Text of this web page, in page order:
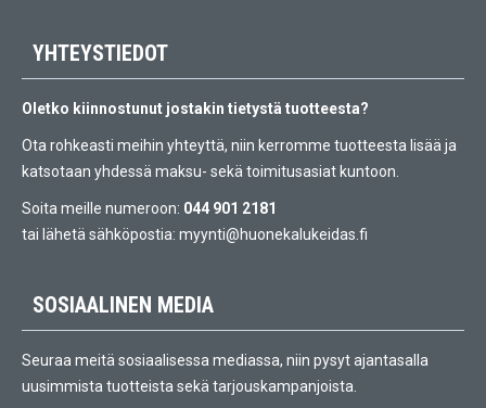
YHTEYSTIEDOT
Oletko kiinnostunut jostakin tietystä tuotteesta?
Ota rohkeasti meihin yhteyttä, niin kerromme tuotteesta lisää ja
katsotaan yhdessä maksu- sekä toimitusasiat kuntoon.
Soita meille numeroon: 044 901 2181
tai lähetä sähköpostia: myynti@huonekalukeidas.fi
SOSIAALINEN MEDIA
Seuraa meitä sosiaalisessa mediassa, niin pysyt ajantasalla
uusimmista tuotteista sekä tarjouskampanjoista.